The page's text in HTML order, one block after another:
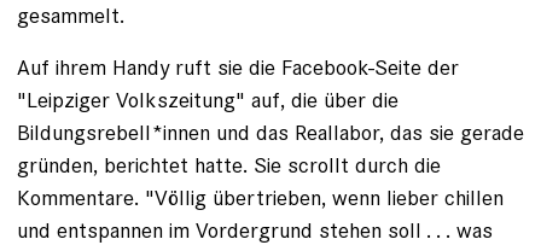
gesammelt.
Auf ihrem Handy ruft sie die ­Facebook-Seite der
"Leipziger Volkszeitung" auf, die über die
Bildungsrebell*innen und das Reallabor, das sie gerade
gründen, ­berichtet hatte. Sie scrollt durch die
Kommentare. "Völlig übertrieben, wenn lieber chillen
und entspannen im Vordergrund ­stehen soll . . . was